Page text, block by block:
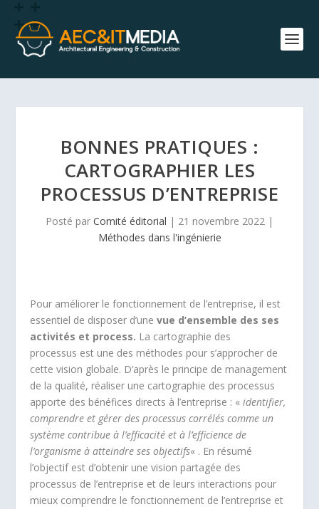
BONNES PRATIQUES :
CARTOGRAPHIER LES
PROCESSUS D’ENTREPRISE
Posté par Comité éditorial | 21 novembre 2022 |
Méthodes dans l'ingénierie
Pour améliorer le fonctionnement de l’entreprise, il est
essentiel de disposer d’une vue d’ensemble des ses
activités et process. La cartographie des
processus est une des méthodes pour s’approcher de
cette vision globale. D’après le principe de management
de la qualité, réaliser une cartographie des processus
apporte des bénéfices directs à l’entreprise : «identifier,
comprendre et gérer des processus corrélés comme un
système contribue à l’efficacité et à l’efficience de
l’organisme à atteindre ses objectifs« . En résumé
l’objectif est d’obtenir une vision partagée des
processus de l’entreprise et de leurs interactions pour
mieux comprendre le fonctionnement de l’entreprise et